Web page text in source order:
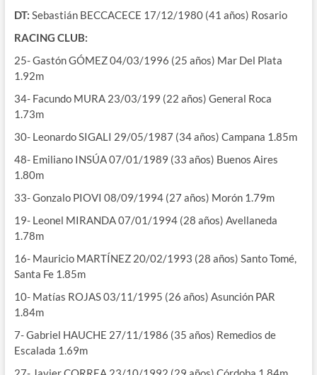
DT: Sebastián BECCACECE 17/12/1980 (41 años) Rosario
RACING CLUB:
25- Gastón GÓMEZ 04/03/1996 (25 años) Mar Del Plata
1.92m
34- Facundo MURA 23/03/199 (22 años) General Roca
1.73m
30- Leonardo SIGALI 29/05/1987 (34 años) Campana 1.85m
48- Emiliano INSÚA 07/01/1989 (33 años) Buenos Aires
1.80m
33- Gonzalo PIOVI 08/09/1994 (27 años) Morón 1.79m
19- Leonel MIRANDA 07/01/1994 (28 años) Avellaneda
1.78m
16- Mauricio MARTÍNEZ 20/02/1993 (28 años) Santo Tomé,
Santa Fe 1.85m
10- Matías ROJAS 03/11/1995 (26 años) Asunción PAR
1.84m
7- Gabriel HAUCHE 27/11/1986 (35 años) Remedios de
Escalada 1.69m